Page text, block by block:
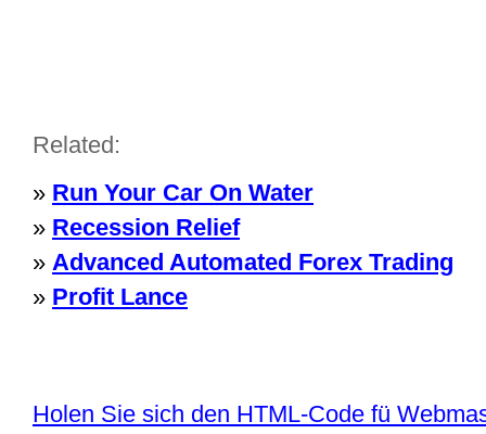
Related:
» Run Your Car On Water
» Recession Relief
» Advanced Automated Forex Trading
» Profit Lance
Holen Sie sich den HTML-Code fü